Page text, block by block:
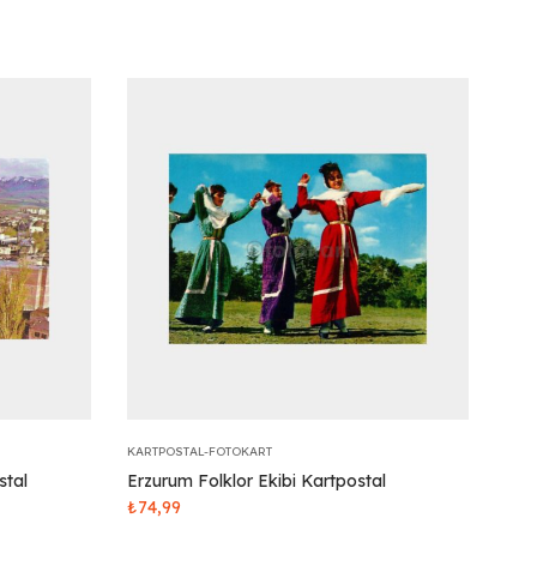
KARTPOSTAL-FOTOKART
Erzurum Folklor Ekibi Kartpostal
₺74,99